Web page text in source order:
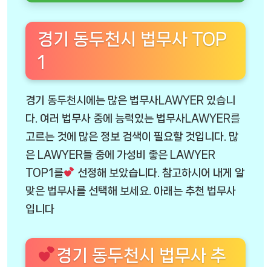
경기 동두천시 법무사 TOP
1
경기 동두천시에는 많은 법무사LAWYER 있습니
다. 여러 법무사 중에 능력있는 법무사LAWYER를
고르는 것에 많은 정보 검색이 필요할 것입니다. 많
은 LAWYER들 중에 가성비 좋은 LAWYER
TOP1를
선정해 보았습니다. 참고하시어 내게 알
맞은 법무사를 선택해 보세요. 아래는 추천 법무사
입니다
경기 동두천시 법무사 추